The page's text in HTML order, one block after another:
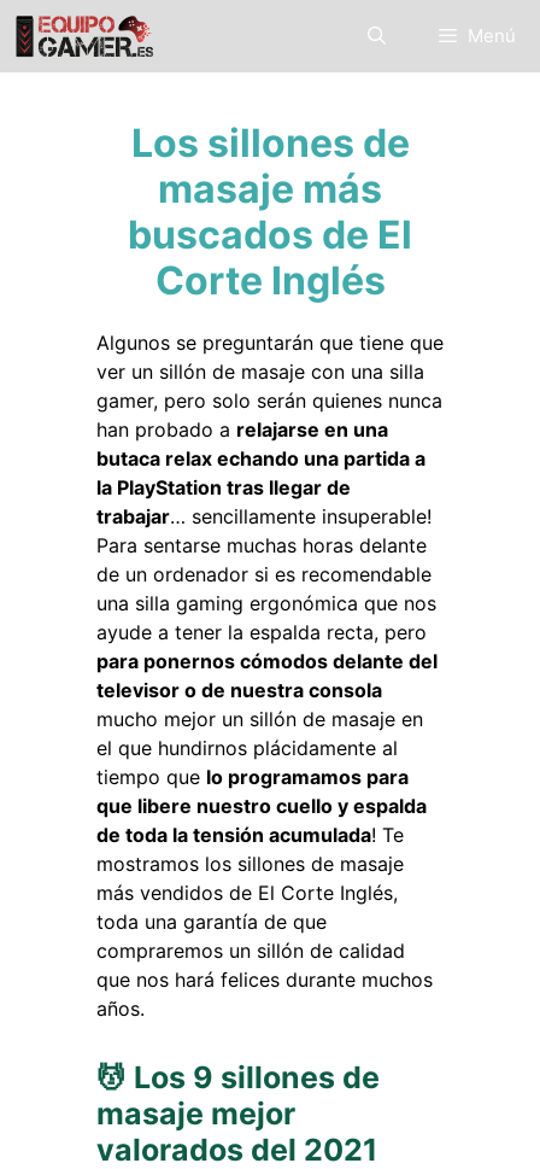
Saltar
contenido
Menú
Los sillones de
masaje más
buscados de El
Corte Inglés
Algunos se preguntarán que tiene que
ver un sillón de masaje con una silla
gamer, pero solo serán quienes nunca
han probado a relajarse en una
butaca relax echando una partida a
la PlayStation tras llegar de
trabajar… sencillamente insuperable!
Para sentarse muchas horas delante
de un ordenador si es recomendable
una silla gaming ergonómica que nos
ayude a tener la espalda recta, pero
para ponernos cómodos delante del
televisor o de nuestra consola
mucho mejor un sillón de masaje en
el que hundirnos plácidamente al
tiempo que lo programamos para
que libere nuestro cuello y espalda
de toda la tensión acumulada! Te
mostramos los sillones de masaje
más vendidos de El Corte Inglés,
toda una garantía de que
compraremos un sillón de calidad
que nos hará felices durante muchos
años.
💆 Los 9 sillones de
masaje mejor
valorados del 2021